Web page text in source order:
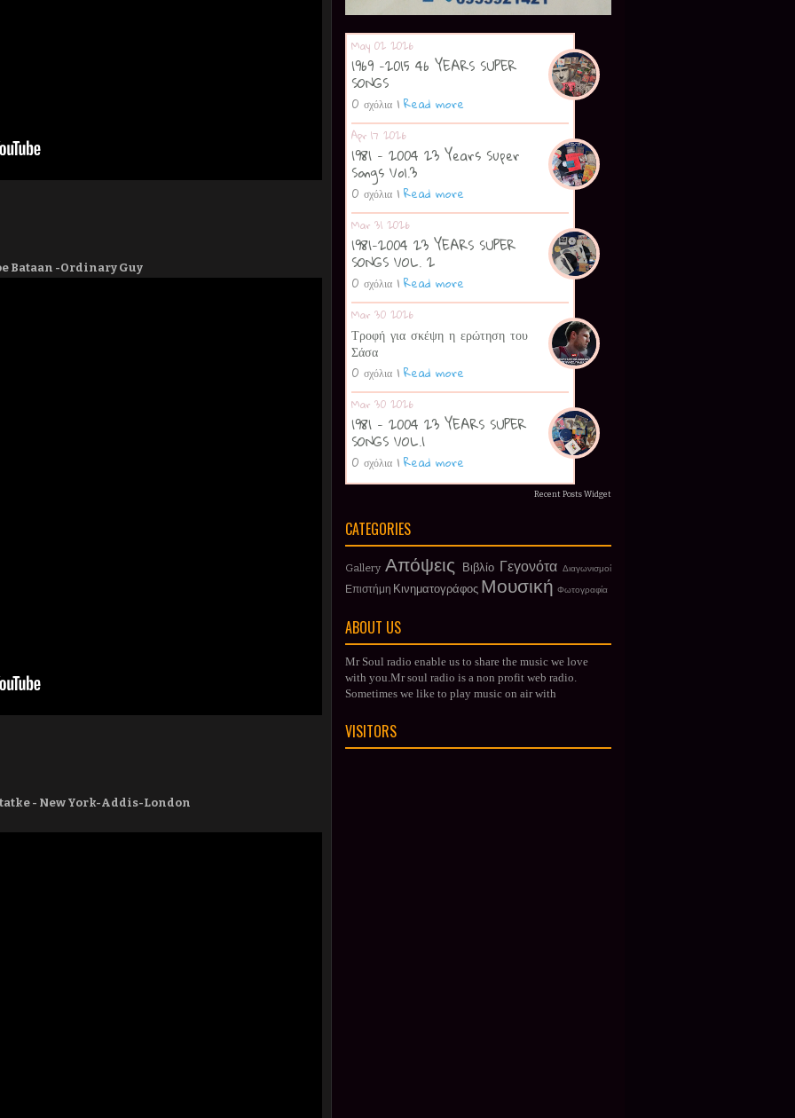
Bataan -Ordinary Guy
- New York-Addis-London
May 02 2026
1969 -2015 46 YEARS SUPER
SONGS
0 σχόλια | Read more
Apr 17 2026
1981 - 2004 23 Years Super
Songs Vol.3
0 σχόλια | Read more
Mar 31 2026
1981-2004 23 YEARS SUPER
SONGS VOL. 2
0 σχόλια | Read more
Mar 30 2026
Τροφή για σκέψη η ερώτηση του
Σάσα
0 σχόλια | Read more
Mar 30 2026
1981 - 2004 23 YEARS SUPER
SONGS VOL.1
0 σχόλια | Read more
Recent Posts Widget
CATEGORIES
Gallery Απόψεις Βιβλίο Γεγονότα Διαγωνισμοί
Επιστήμη Κινηματογράφος Μουσική Φωτογραφία
ABOUT US
Mr Soul radio enable us to share the music we love
with you.Mr soul radio is a non profit web radio.
Sometimes we like to play music on air with
VISITORS